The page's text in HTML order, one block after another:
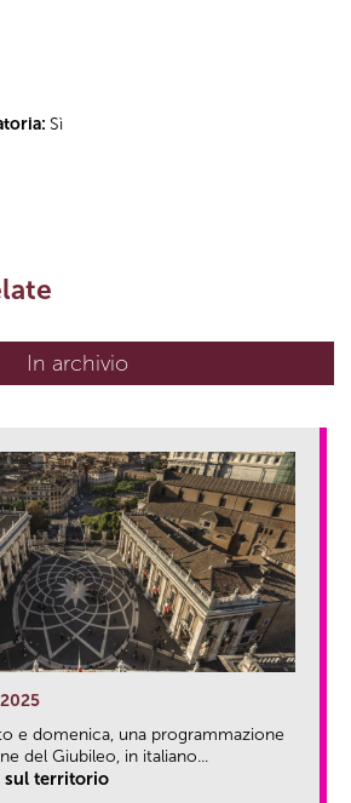
Sì
In archivio
e domenica, una programmazione
del Giubileo, in italiano...
sul territorio